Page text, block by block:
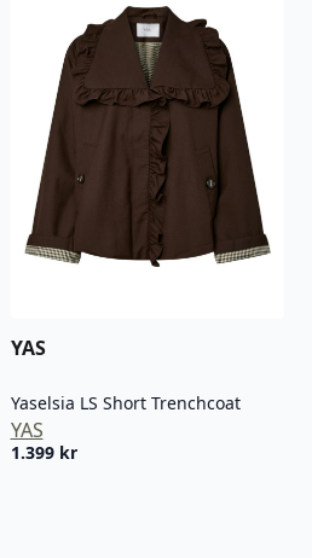
YAS
Yaselsia LS Short Trenchcoat
YAS
1.399 kr